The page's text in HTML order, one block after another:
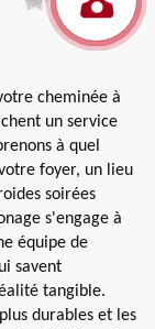
cheminée à
un service
à quel
foyer, un lieu
soirées
s'engage à
équipe de
savent
tangible.
durables et les